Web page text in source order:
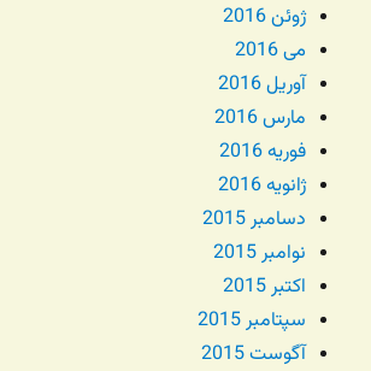
ژوئن 2016
می 2016
آوریل 2016
مارس 2016
فوریه 2016
ژانویه 2016
دسامبر 2015
نوامبر 2015
اکتبر 2015
سپتامبر 2015
آگوست 2015